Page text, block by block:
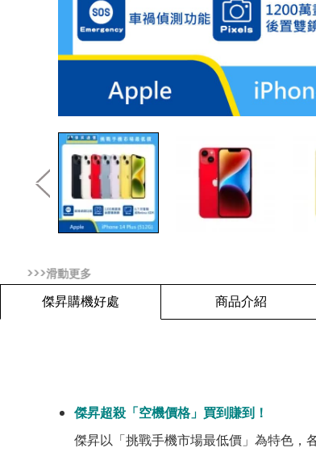
傑昇購機好處 商品介紹
傑昇超殺「空機價格」買到賺到！
傑昇以「挑戰手機市場最低價」為特色，